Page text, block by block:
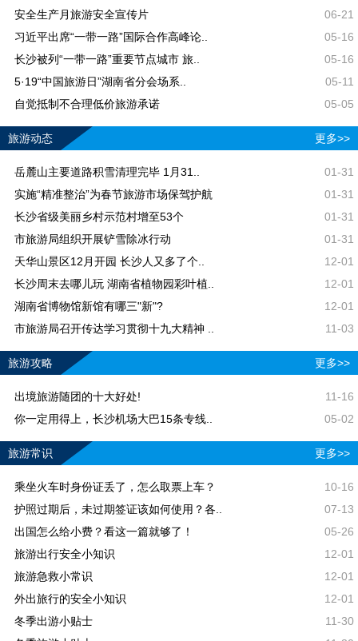
安全生产月旅游安全宣传片
06-21
习近平出席“一带一路”国际合作高峰论..
05-16
长沙被列“一带一路”重要节点城市 旅..
05-16
5·19“中国旅游日”湖南省分会场系..
05-11
自觉抵制不合理低价旅游承诺
05-05
旅游动态 更多>>
岳麓山主要道路积雪清理完毕 1月31..
01-31
实施“精准整治”为春节旅游市场保驾护航
01-31
长沙省级美丽乡村示范村增至53个
01-31
市旅游局组织开展铲雪除冰行动
01-31
天华山景区12月开园 长沙人又多了个..
12-01
长沙周末去哪儿玩 湖南省植物园彩叶植..
12-01
湖南省博物馆新馆有哪三"新"?
12-01
市旅游局召开传达学习贯彻十九大精神 ..
11-03
旅游攻略 更多>>
出境旅游随团的十大好处!
11-16
你一定用得上，长沙机场大巴15条专线..
05-02
旅游常识 更多>>
乘坐火车时身份证丢了，怎么取票上车？
10-16
护照过期后，未过期签证该如何使用？各..
07-13
出国怎么给小费？看这一篇就够了！
05-26
旅游出行安全小知识
12-01
旅游急救小常识
12-01
外出旅行的安全小知识
12-01
冬季出游小贴士
11-30